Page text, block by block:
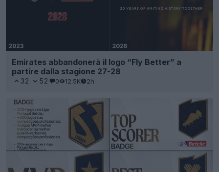
Emirates abbandonerà il logo “Fly Better” a
partire dalla stagione 27-28
32 52 0 12.5K 2h